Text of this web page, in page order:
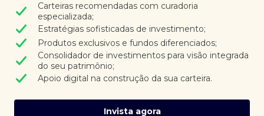
Carteiras recomendadas com curadoria
especializada;
Estratégias sofisticadas de investimento;
Produtos exclusivos e fundos diferenciados;
Consolidador de investimentos para visão integrada
do seu patrimônio;
Apoio digital na construção da sua carteira.
Invista agora